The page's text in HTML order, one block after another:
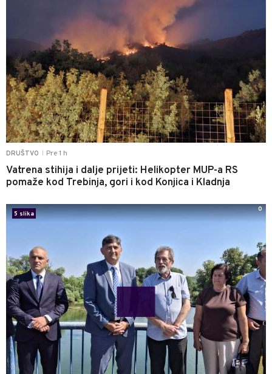
DRUŠTVO Pre 1 h
Vatrena stihija i dalje prijeti: Helikopter MUP-a RS
pomaže kod Trebinja, gori i kod Konjica i Kladnja
5 slika
0